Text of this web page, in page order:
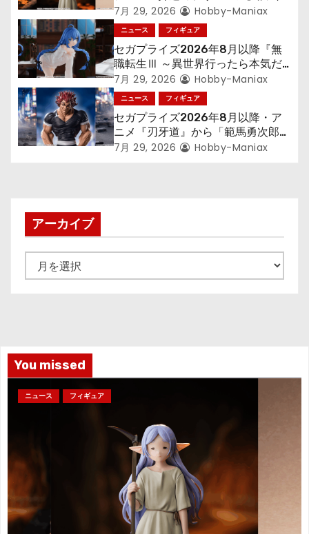
ン
300年働くことになっっちゃった
「フリーレン」を立体化！
7月 29, 2026 Hobby-Maniax
ニュース フィギュア
セガプライズ2026年8月以降『無
職転生Ⅲ ～異世界行ったら本気だ
す～』から「ロキシー」のフィギュ
アが登場！
7月 29, 2026 Hobby-Maniax
ニュース フィギュア
セガプライズ2026年8月以降・ア
ニメ『刃牙道』から「範馬勇次郎」
が登場ッッ!!
7月 29, 2026 Hobby-Maniax
アーカイブ
ー
You missed
ニュース フィギュア